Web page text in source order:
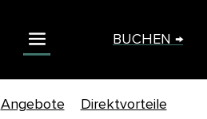
BUCHEN →
Angebote
Direktvorteile